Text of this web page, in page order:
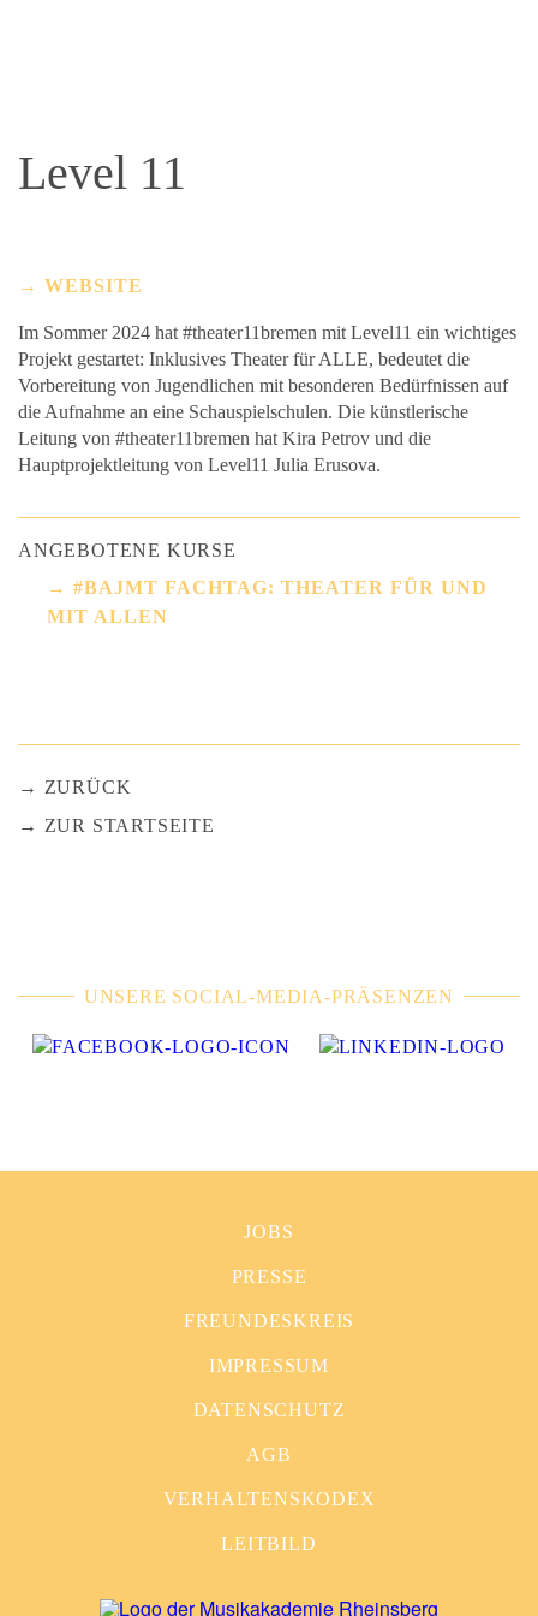
Level 11
WEBSITE
Im Sommer 2024 hat #theater11bremen mit Level11 ein wichtiges
Projekt gestartet: Inklusives Theater für ALLE, bedeutet die
Vorbereitung von Jugendlichen mit besonderen Bedürfnissen auf
die Aufnahme an eine Schauspielschulen. Die künstlerische
Leitung von #theater11bremen hat Kira Petrov und die
Hauptprojektleitung von Level11 Julia Erusova.
ANGEBOTENE KURSE
#BAJMT FACHTAG: THEATER FÜR UND
MIT ALLEN
ZURÜCK
ZUR STARTSEITE
UNSERE SOCIAL-MEDIA-PRÄSENZEN
JOBS
PRESSE
FREUNDESKREIS
IMPRESSUM
DATENSCHUTZ
AGB
VERHALTENSKODEX
LEITBILD